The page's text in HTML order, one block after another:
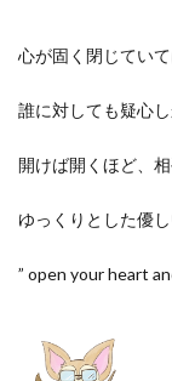
心が固く閉じていて
誰に対しても疑心し
開けば開くほど、
ゆっくりとした優
” open your heart